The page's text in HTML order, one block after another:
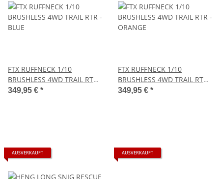
FTX RUFFNECK 1/10
BRUSHLESS 4WD TRAIL RTR -
BLUE
349,95 € *
FTX RUFFNECK 1/10
BRUSHLESS 4WD TRAIL RTR -
ORANGE
349,95 € *
AUSVERKAUFT AUSVERKAUFT